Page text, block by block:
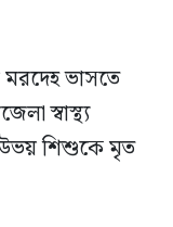
ভাসতে
স্বাস্থ্য
উভয় শিশুকে মৃত